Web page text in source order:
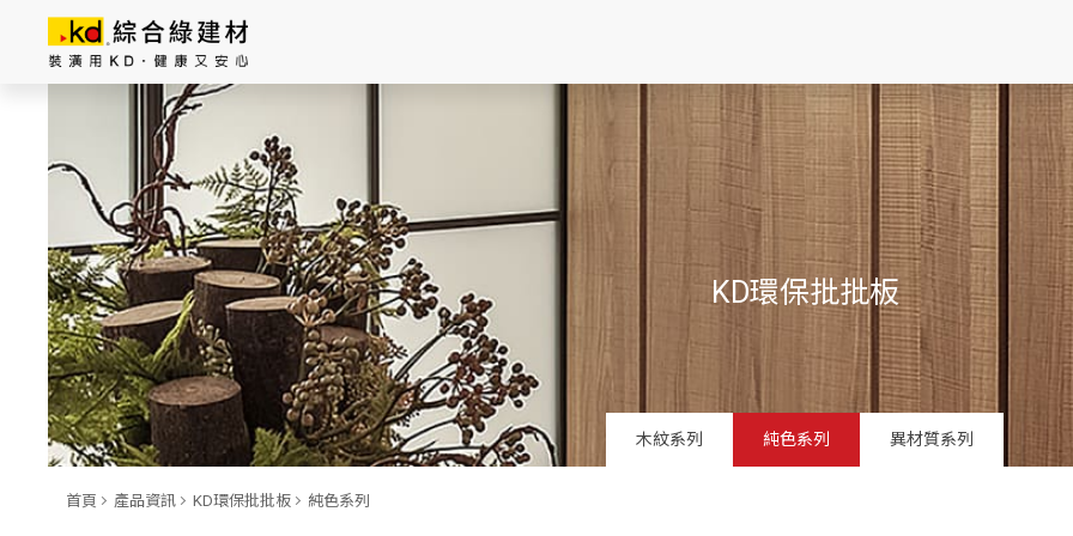
覽
K
D
科
定
企
業
股
KD環保批批板
木紋系列 純色系列 異材質系列
首頁 產品資訊 KD環保批批板 純色系列
總公司資訊